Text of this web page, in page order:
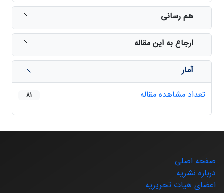
هم رسانی
ارجاع به این مقاله
آمار
تعداد مشاهده مقاله
81
صفحه اصلی
درباره نشریه
اعضای هیات تحریریه